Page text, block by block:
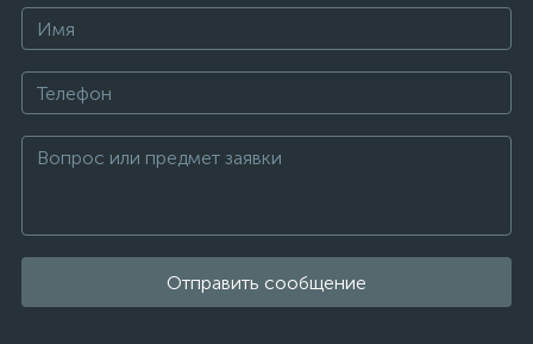
Отправить сообщение